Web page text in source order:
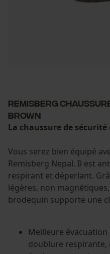
Remisberg
brown
La chaussure de
Vous serez bien équipé
Remisberg Nepal. Il est
respirant et déperlant.
légères, non
brodequin supporte une
Meilleure
doublure respirante,